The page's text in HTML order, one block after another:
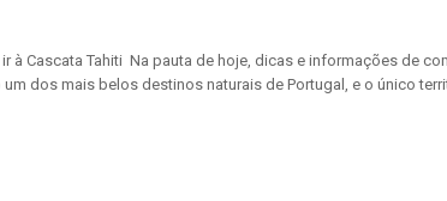
à Cascata Tahiti Na pauta de hoje, dicas e informações de
dos mais belos destinos naturais de Portugal, e o único